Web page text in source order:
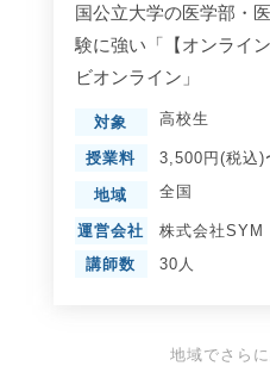
国公立大学の医学部・
験に強い「【オンライ
ビオンライン」
対象 高校生
授業料 3,500円(税込)
地域 全国
運営会社
株式会社SYM
講師数
30人
地域でさら